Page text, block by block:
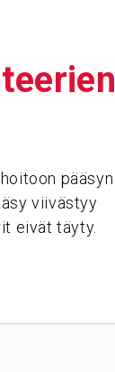
pääsyn
viivästyy
eivät täyty.